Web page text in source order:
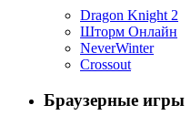
Dragon Knight 2
Шторм Онлайн
NeverWinter
Crossout
Браузерные игры